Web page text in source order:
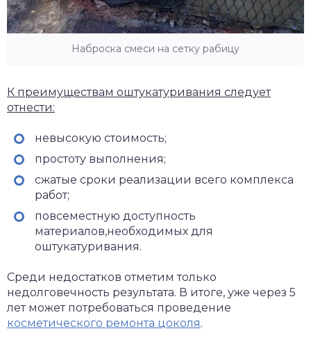
Наброска смеси на сетку рабицу
К преимуществам оштукатуривания следует
отнести:
невысокую стоимость;
простоту выполнения;
сжатые сроки реализации всего комплекса
работ;
повсеместную доступность
материалов,необходимых для
оштукатуривания.
Среди недостатков отметим только
недолговечность результата. В итоге, уже через 5
лет может потребоваться проведение
косметического ремонта цоколя.